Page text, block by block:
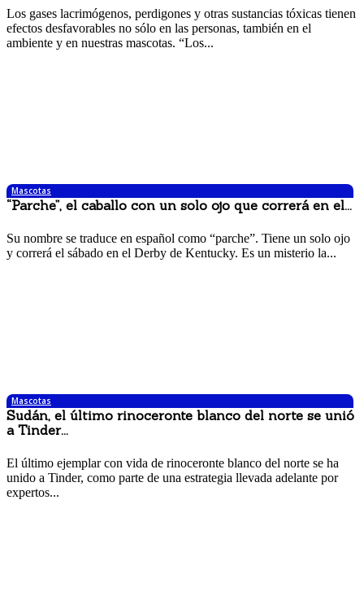
Los gases lacrimógenos, perdigones y otras sustancias tóxicas tienen
efectos desfavorables no sólo en las personas, también en el
ambiente y en nuestras mascotas. “Los...
Mascotas
“Parche”, el caballo con un solo ojo que correrá en el...
Su nombre se traduce en español como “parche”. Tiene un solo ojo
y correrá el sábado en el Derby de Kentucky. Es un misterio la...
Mascotas
Sudán, el último rinoceronte blanco del norte se unió
a Tinder...
El último ejemplar con vida de rinoceronte blanco del norte se ha
unido a Tinder, como parte de una estrategia llevada adelante por
expertos...